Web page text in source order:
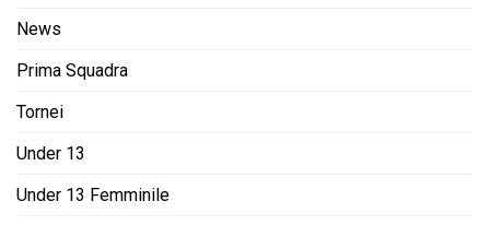
News
Prima Squadra
Tornei
Under 13
Under 13 Femminile